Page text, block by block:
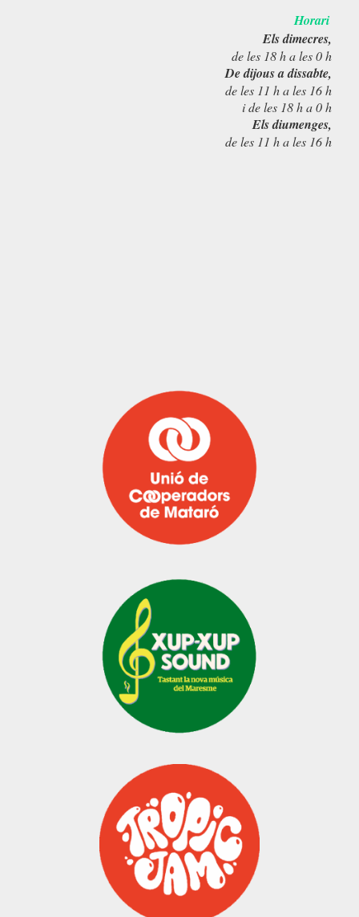
Horari
Els dimecres,
de les 18 h a les 0 h
De dijous a dissabte,
de les 11 h a les 16 h
i de les 18 h a 0 h
Els diumenges,
de les 11 h a les 16 h